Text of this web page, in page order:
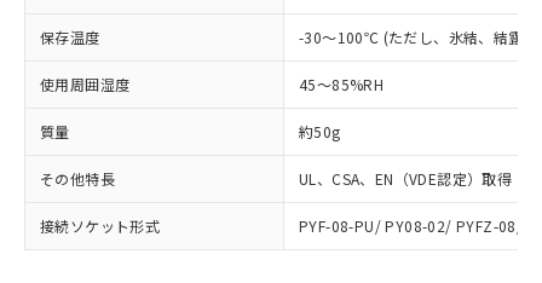
保存温度 -30～100℃ (ただし、氷結、結露し
使用周囲湿度 45～85%RH
質量 約50g
その他特長 UL、CSA、EN（VDE認定）取得
接続ソケット形式 PYF-08-PU/ PY08-02/ PYFZ-08/
ムロン制御機器販売店・当社販売員に
オムロン制御機器販売店や当社販売拠
販売ネットワーク
」をご確認
在庫状況および標準価格結果を当社の
事前の承諾なく第三者に漏洩または開
示しないようお願いします。
ビス）をご利用いただくには、I-Web
適用除外項目は除く。
フタル酸エステル類の４物質については閾値を超える意
図的な使用がないことを確認しています。
部品在庫の切り替え状況などにより、予定
月が前後することがあります。
DEHP(フタル酸ビス(2-エチルヘキシル)) : 1000ppm
※2 環境保護使用期限
「ｅ」：有害物質（10物質）のすべてが基
準値以下であることを示します。
「10」：通常の使用状況下において有害物
質が外部に漏えいし、環境に深刻な影響を
及ぼさない年数を意味します。
当社は貴社製品を、核兵器、ミサイ
ル、化学兵器、生物兵器またはその他
武器並びにこれらの製造装置等に一切
使用いたしません。
当社は、貴社製品を第三者に販売する
場合は、上記1、2および3の内容を当
該第三者に通知します。また当社は、
販売先および販売に係わる関係者が違
法に輸出するおそれがある場合は、取
り引きをいたしません。
在庫なし(最新の在庫状況につ
いては、お客様のお取引先、ま
たはお客様担当のオムロン制御
機器販売店・当社販売員にご確
空
白
受注生産機種、また在庫状況の
情報を公開していない機種